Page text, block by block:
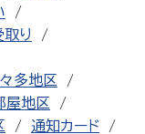
り
多地区
屋地区
通知カード